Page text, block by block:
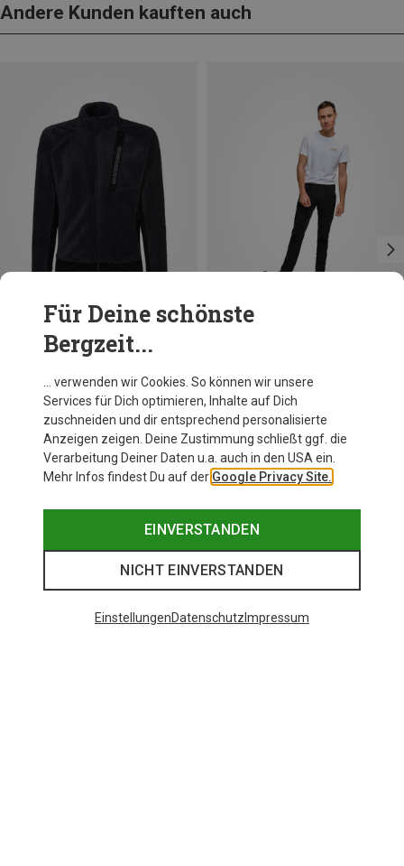
Andere Kunden kauften auch
Du sparst 36%
Für Deine schönste
Bergzeit...
… verwenden wir Cookies. So können wir unsere
Services für Dich optimieren, Inhalte auf Dich
zuschneiden und dir entsprechend personalisierte
Anzeigen zeigen. Deine Zustimmung schließt ggf. die
Verarbeitung Deiner Daten u.a. auch in den USA ein.
Mehr Infos findest Du auf der Google Privacy Site.
EINVERSTANDEN
NICHT EINVERSTANDEN
EinstellungenDatenschutz Impressum